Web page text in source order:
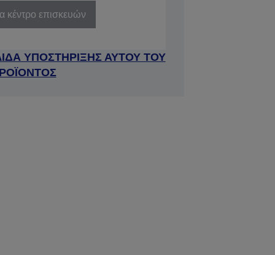
κέντρο επισκευών
ΥΠΟΣΤΗΡΙΞΗΣ ΑΥΤΟΥ ΤΟΥ